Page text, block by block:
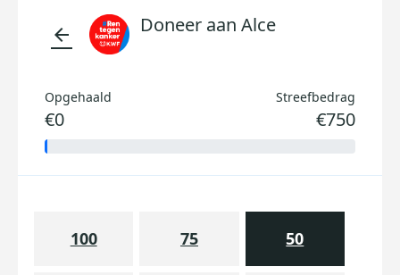
arrow_back Doneer aan Alce
Opgehaald
€0
Streefbedrag
€750
100 75 50